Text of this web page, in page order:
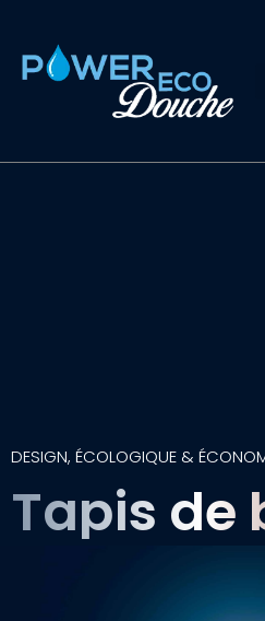
DESIGN, ÉCOLOGIQUE &
Tapis de